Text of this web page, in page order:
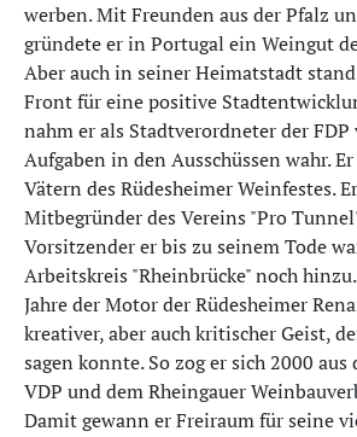
werben. Mit Freunden aus der Pfalz
gründete er in Portugal ein Weingut
Aber auch in seiner Heimatstadt
Front für eine positive
nahm er als Stadtverordneter der
Aufgaben in den Ausschüssen wahr.
Vätern des Rüdesheimer Weinfestes.
Mitbegründer des Vereins "Pro
Vorsitzender er bis zu seinem Tode
Arbeitskreis "Rheinbrücke" noch
Jahre der Motor der Rüdesheimer
kreativer, aber auch kritischer Geist,
sagen konnte. So zog er sich 2000
VDP und dem Rheingauer
Damit gewann er Freiraum für seine